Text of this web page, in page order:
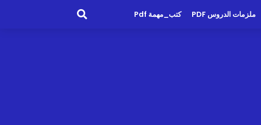
ملزمات الدروس PDF كتب_مهمة Pdf